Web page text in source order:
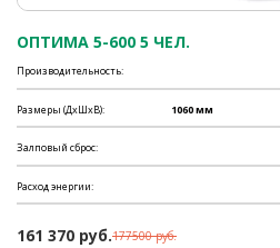
ОПТИМА 5-600 5 ЧЕЛ.
Производительность:
Размеры (ДхШхВ): 1060 мм
Залповый сброс:
Расход энергии:
161 370 руб.177500 руб.